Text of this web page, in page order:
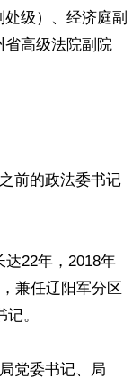
级）、经济庭副
省高级法院副院
前的政法委书记
22年，2018年
兼任辽阳军分区
。
党委书记、局